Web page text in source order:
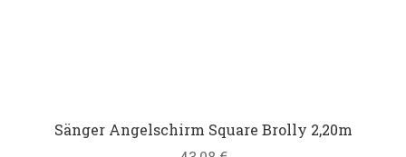
Sänger Angelschirm Square Brolly 2,20m